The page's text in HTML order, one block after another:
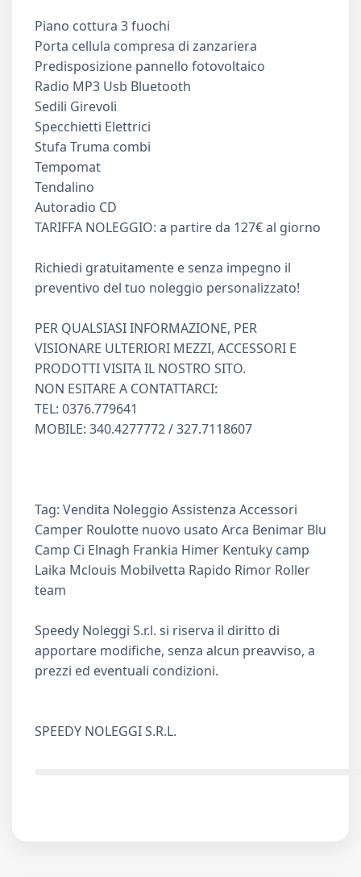
Piano cottura 3 fuochi
Porta cellula compresa di zanzariera
Predisposizione pannello fotovoltaico
Radio MP3 Usb Bluetooth
Sedili Girevoli
Specchietti Elettrici
Stufa Truma combi
Tempomat
Tendalino
Autoradio CD
TARIFFA NOLEGGIO: a partire da 127€ al giorno
Richiedi gratuitamente e senza impegno il
preventivo del tuo noleggio personalizzato!
PER QUALSIASI INFORMAZIONE, PER
VISIONARE ULTERIORI MEZZI, ACCESSORI E
PRODOTTI VISITA IL NOSTRO SITO.
NON ESITARE A CONTATTARCI:
TEL: 0376.779641
MOBILE: 340.4277772 / 327.7118607
Tag: Vendita Noleggio Assistenza Accessori
Camper Roulotte nuovo usato Arca Benimar Blu
Camp Ci Elnagh Frankia Himer Kentuky camp
Laika Mclouis Mobilvetta Rapido Rimor Roller
team
Speedy Noleggi S.r.l. si riserva il diritto di
apportare modifiche, senza alcun preavviso, a
prezzi ed eventuali condizioni.
SPEEDY NOLEGGI S.R.L.